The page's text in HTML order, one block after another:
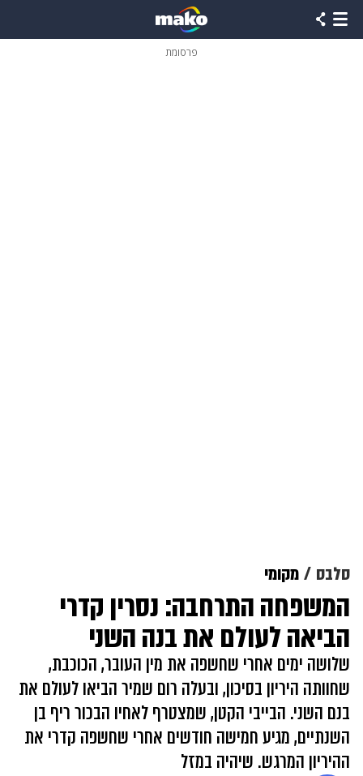
פרסומת
סלבס מקומי
המשפחה התרחבה: נסרין קדרי
הביאה לעולם את בנה השני
שלושה ימים אחרי שחשפה את מין העובר, הכוכבת,
שחוותה היריון בסיכון, ובעלה רום שמיר הביאו לעולם את
בנם השני. הבייבי הקטן, שמצטרף לאחיו הבכור ריף בן
השנתיים, מגיע חמישה חודשים אחרי שחשפה קדרי את
ההיריון המרגש. שיהיה במזל